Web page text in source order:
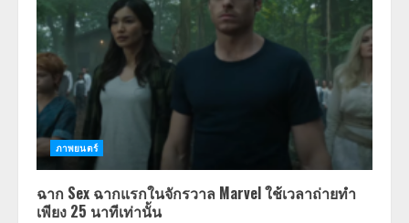
ภาพยนตร์
ฉาก Sex ฉากแรกในจักรวาล Marvel ใช้เวลาถ่ายทำ
เพียง 25 นาทีเท่านั้น